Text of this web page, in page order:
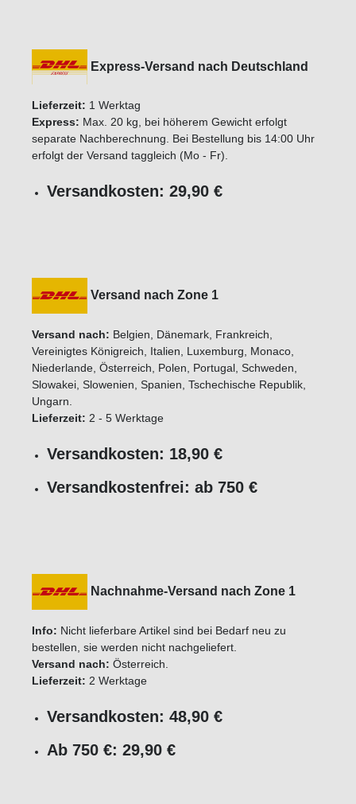
Express-Versand nach Deutschland
Lieferzeit: 1 Werktag
Express: Max. 20 kg, bei höherem Gewicht erfolgt
separate Nachberechnung. Bei Bestellung bis 14:00 Uhr
erfolgt der Versand taggleich (Mo - Fr).
Versandkosten: 29,90 €
Versand nach Zone 1
Versand nach: Belgien, Dänemark, Frankreich,
Vereinigtes Königreich, Italien, Luxemburg, Monaco,
Niederlande, Österreich, Polen, Portugal, Schweden,
Slowakei, Slowenien, Spanien, Tschechische Republik,
Ungarn.
Lieferzeit: 2 - 5 Werktage
Versandkosten: 18,90 €
Versandkostenfrei: ab 750 €
Nachnahme-Versand nach Zone 1
Info: Nicht lieferbare Artikel sind bei Bedarf neu zu
bestellen, sie werden nicht nachgeliefert.
Versand nach: Österreich.
Lieferzeit: 2 Werktage
Versandkosten: 48,90 €
Ab 750 €: 29,90 €